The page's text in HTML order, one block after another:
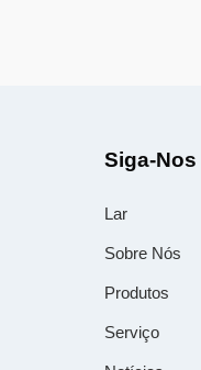
Siga-Nos
Lar
Sobre Nós
Produtos
Serviço